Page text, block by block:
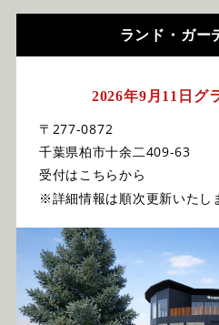
ランド・ガー
2026年9月11日グ
〒277-0872
千葉県柏市十余二409-63
受付はこちらから
※詳細情報は順次更新いたし